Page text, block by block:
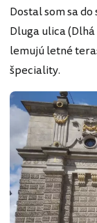
Dostal som sa
Dluga ulica
lemujú letné
špeciality.